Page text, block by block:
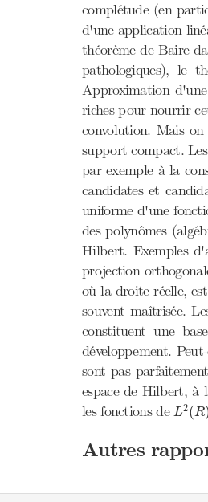
complétude (en
d'une application
théorème de Baire
pathologiques), le
Approximation
riches pour nourrir
convolution. Mais
support compact.
par exemple à la
candidates et
uniforme d'une
des polynômes
Hilbert. Exemples
projection
où la droite réelle,
souvent maîtrisée.
constituent une
développement.
sont pas
espace de Hilbert, à
les fonctions deL2(R)
L2 ( R)
Autres